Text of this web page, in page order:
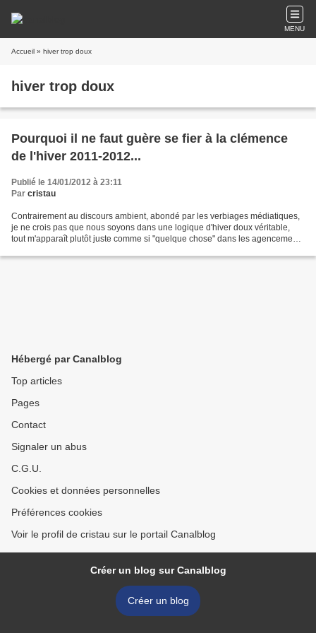
MENU
Accueil » hiver trop doux
hiver trop doux
Pourquoi il ne faut guère se fier à la clémence
de l'hiver 2011-2012...
Publié le 14/01/2012 à 23:11
Par cristau
Contrairement au discours ambient, abondé par les verbiages médiatiques,
je ne crois pas que nous soyons dans une logique d'hiver doux véritable,
tout m'apparaît plutôt juste comme si "quelque chose" dans les agencements
Hébergé par Canalblog
Top articles
Pages
Contact
Signaler un abus
C.G.U.
Cookies et données personnelles
Préférences cookies
Voir le profil de cristau sur le portail Canalblog
Créer un blog sur Canalblog
Créer un blog